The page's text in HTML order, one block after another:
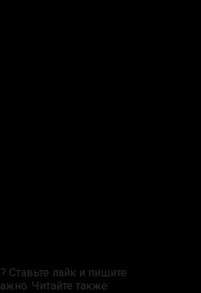
Ставьте лайк и пишите
Читайте также: